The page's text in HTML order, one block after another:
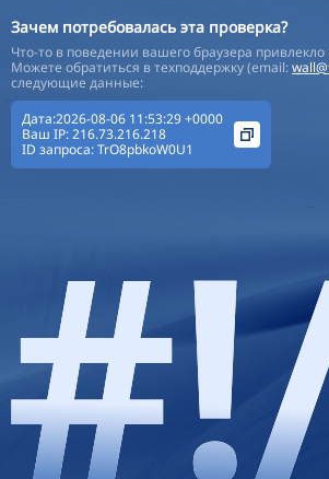
Зачем потребовалась эта проверка?
Что-то в поведении вашего браузера
Можете обратиться в техподдержку (email:
следующие данные:
Дата:2026-08-06 11:53:29 +0000
Ваш IP:216.73.216.218
ID запроса:TrO8pbkoW0U1